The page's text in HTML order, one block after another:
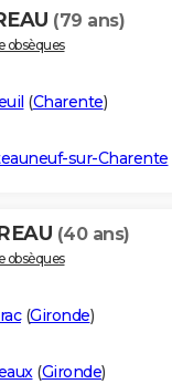
(79 ans)
obsèques
(Charente)
sur-Charente
(40 ans)
obsèques
(Gironde)
(Gironde)